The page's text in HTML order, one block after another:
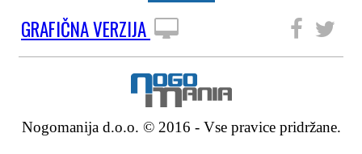
GRAFIČNA VERZIJA
Nogomanija d.o.o. © 2016 - Vse pravice pridržane.